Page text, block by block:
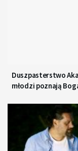
Duszpasterstwo
młodzi poznają